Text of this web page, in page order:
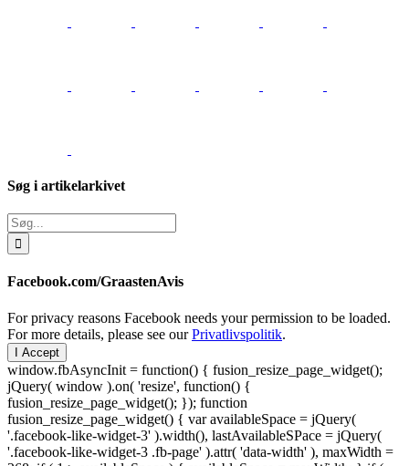
Søg i artikelarkivet
Søg
efter:
Facebook.com/GraastenAvis
For privacy reasons Facebook needs your permission to be loaded.
For more details, please see ourPrivatlivspolitik.
I Accept
window.fbAsyncInit = function() { fusion_resize_page_widget();
jQuery( window ).on( 'resize', function() {
fusion_resize_page_widget(); }); function
fusion_resize_page_widget() { var availableSpace = jQuery(
'.facebook-like-widget-3' ).width(), lastAvailableSPace = jQuery(
'.facebook-like-widget-3 .fb-page' ).attr( 'data-width' ), maxWidth =